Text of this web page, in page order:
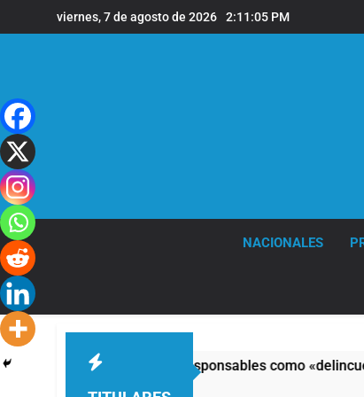
al
viernes, 7 de agosto de 2026 2:11:06 PM
NACIONALES
y calificó a los responsables como «delincuentes